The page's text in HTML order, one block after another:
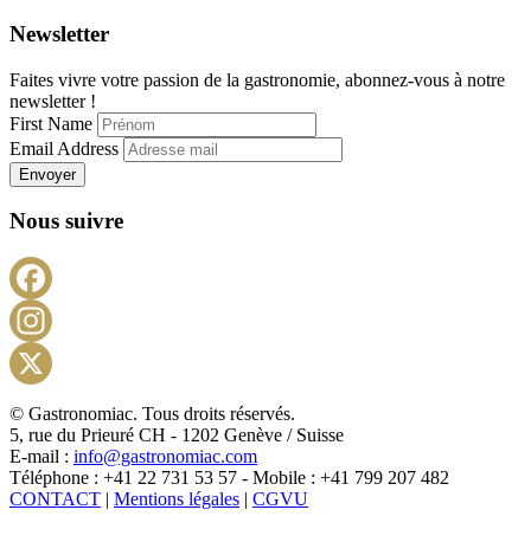
Newsletter
Faites vivre votre passion de la gastronomie, abonnez-vous à notre
newsletter !
First Name
Email Address
Envoyer
Nous suivre
X
© Gastronomiac. Tous droits réservés.
5, rue du Prieuré CH - 1202 Genève / Suisse
E-mail : info@gastronomiac.com
Téléphone : +41 22 731 53 57 - Mobile : +41 799 207 482
CONTACT | Mentions légales | CGVU